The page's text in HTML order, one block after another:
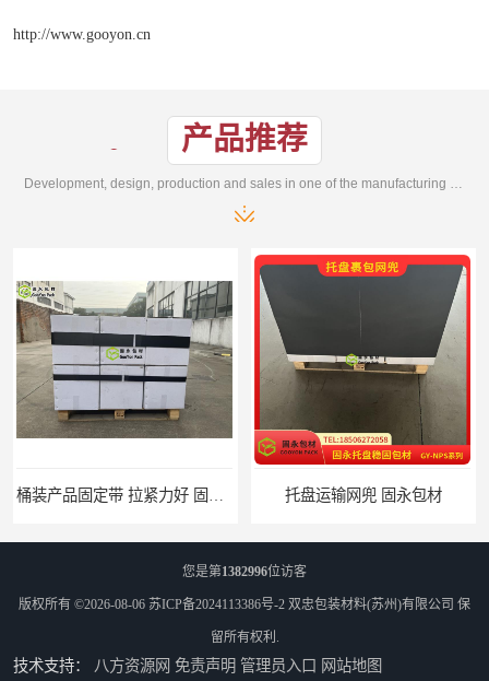
http://www.gooyon.cn
产品推荐
桶装产品固定带 拉紧力好 固永包材 托盘运输网兜 固永包材
您是第1382996位访客
版权所有 ©2026-08-06 苏ICP备2024113386号-2 双忠包装材料(苏州)有限公司 保
留所有权利.
技术支持： 八方资源网 免责声明 管理员入口 网站地图